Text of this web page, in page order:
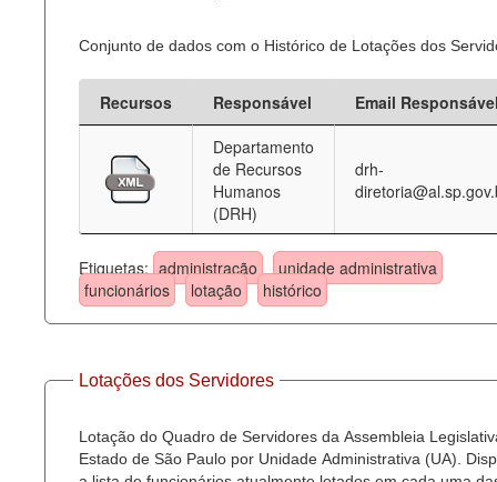
Conjunto de dados com o Histórico de Lotações dos
Recursos Responsável
Email
Departamento
de Recursos
Humanos
(DRH)
drh-
Etiquetas: administração
unidade administrativa
funcionários
lotação histórico
Lotações dos Servidores
Lotação do Quadro de Servidores da Assembleia
Estado de São Paulo por Unidade Administrativa (UA).